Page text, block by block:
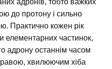
до протону і сильно
Практично кожен рік
елементарних частинок,
адрону останнім часом
хвилюючим хіба